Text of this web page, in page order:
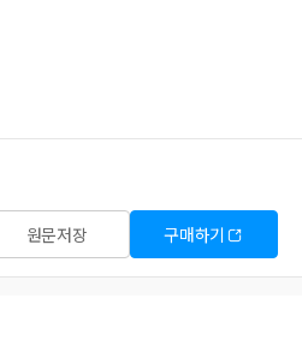
원문저장 구매하기